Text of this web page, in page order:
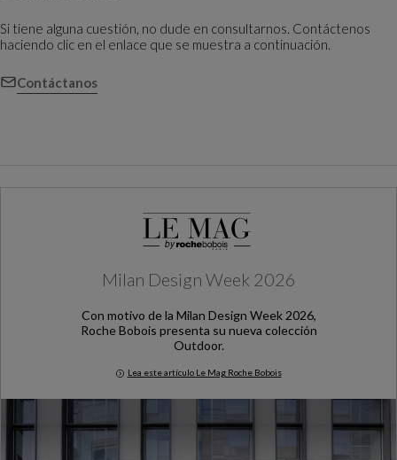
Si tiene alguna cuestión, no dude en consultarnos. Contáctenos
haciendo clic en el enlace que se muestra a continuación.
Contáctanos
Milan Design Week 2026
Con motivo de la Milan Design Week 2026,
Roche Bobois presenta su nueva colección
Outdoor.
Lea este artículo Le Mag Roche Bobois
Milan Design Week 2026